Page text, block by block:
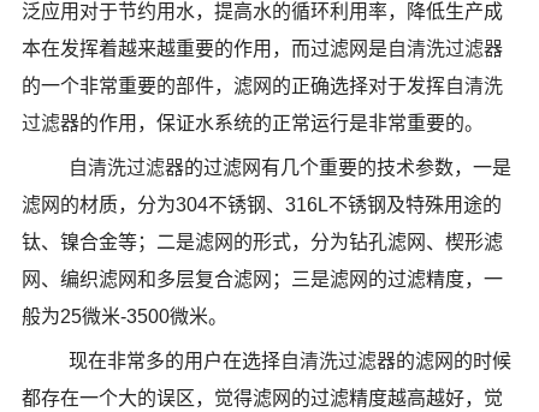
泛应用对于节约用水，提高水的循环利用率，降低生产成
本在发挥着越来越重要的作用，而过滤网是自清洗过滤器
的一个非常重要的部件，滤网的正确选择对于发挥自清洗
过滤器的作用，保证水系统的正常运行是非常重要的。
自清洗过滤器的过滤网有几个重要的技术参数，一是
滤网的材质，分为304不锈钢、316L不锈钢及特殊用途的
钛、镍合金等；二是滤网的形式，分为钻孔滤网、楔形滤
网、编织滤网和多层复合滤网；三是滤网的过滤精度，一
般为25微米-3500微米。
现在非常多的用户在选择自清洗过滤器的滤网的时候
都存在一个大的误区，觉得滤网的过滤精度越高越好，觉